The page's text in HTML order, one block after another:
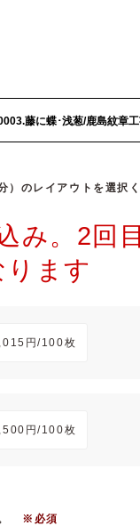
）のレイアウトを選択
み。2回
ます
円/100枚
円/100枚
※必須